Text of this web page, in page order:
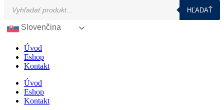
search
HĽADAŤ
Slovenčina
Úvod
Eshop
Kontakt
Úvod
Eshop
Kontakt